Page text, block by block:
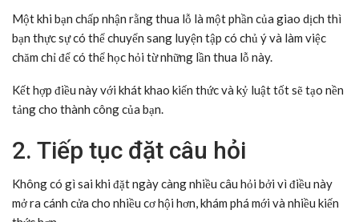
Một khi bạn chấp nhận rằng thua lỗ là một phần của giao dịch thì
bạn thực sự có thể chuyển sang luyện tập có chủ ý và làm việc
chăm chỉ để có thể học hỏi từ những lần thua lỗ này.
Kết hợp điều này với khát khao kiến thức và kỷ luật tốt sẽ tạo nền
tảng cho thành công của bạn.
2. Tiếp tục đặt câu hỏi
Không có gì sai khi đặt ngày càng nhiều câu hỏi bởi vì điều này
mở ra cánh cửa cho nhiều cơ hội hơn, khám phá mới và nhiều kiến